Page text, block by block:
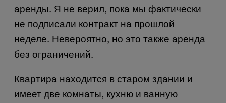
аренды. Я не верил, пока мы фактически
не подписали контракт на прошлой
неделе. Невероятно, но это также аренда
без ограничений.
Квартира находится в старом здании и
имеет две комнаты, кухню и ванную